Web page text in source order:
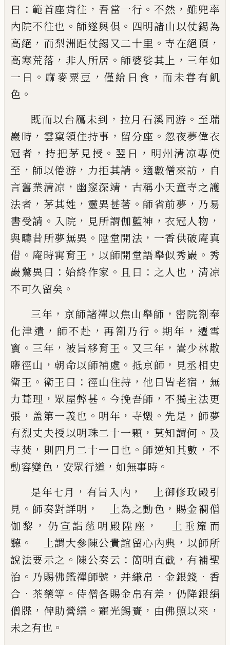
曰 ：範首座肯往 ， 吾當一行 。 不然 ，雖兜率
內院不往也 。 師遂與俱 。 四明諸山以仗錫為
高絕 ， 而梨洲距仗錫又二十里 。 寺在絕頂 ，
高寒荒落 ， 非人所居 。 師婆娑其上 ， 三年如
一日 。 麻麥粟豆 ， 僅給日食 ， 而未甞有飢
色 。
既而以台鴈未到 ， 拉月石溪同游 。 至瑞
巖時 ， 雲窠領住持事 ， 留分座 。 忽夜夢偉衣
冠者 ， 持把茅見授 。 翌日 ， 明州清凉專使
至 ， 師以倦游 ， 力拒其請 。 適數僧來訪 ， 自
言舊業清凉 ， 幽䆳深靖 ， 古稱小天童寺之護
法者 ， 茅其姓 ， 靈異甚著 。 師省前夢 ， 乃易
書受請 。 入院 ， 見所謂伽藍神 ， 衣冠人物 ，
與疇昔所夢無異 。 陞堂開法 ， 一香供破庵真
借 。 庵時寓育王 ， 以師開堂語舉似秀巖 。 秀
巖驚異曰 ： 始終作家 。 且曰 ： 之人也 ， 清凉
不可久留矣 。
三年 ， 京師諸禪以焦山舉師 ， 密院劄奉
化津遣 ， 師不赴 ，再劄乃行 。期年 ， 遷雪
竇 。 三年 ， 被旨移育王 。 又三年 ， 嵩少林散
廗徑山 ，朝命以師補處 。 抵京師 ， 見丞相史
衛王 。 衛王曰 ： 徑山住持 ， 他 日皆老宿 ， 無
力葺理 ， 眾屋弊甚 。 今挽吾師 ，不獨主法更
張 ， 盖第一義也 。 明年 ， 寺燬 。 先是 ， 師夢
有烈丈夫授以明珠二十一顆 ， 莫知謂何 。 及
寺焚 ， 則四月二十一 日也 。 師逆知其數 ， 不
動容變色 ， 安眾行道 ， 如無事時 。
是年七月 ， 有旨入內 ，
上御修政殿引
見 。 師奏對詳明 ， 上為之動色 ， 賜金襴僧
伽黎 ， 仍宣詣慈明殿陞座 ，
上垂簾而
聽 。 上謂大參陳公貴誼留心內典 ， 以師所
說法要示之 。 陳公奏云 ： 簡明直截 ， 有補聖
治 。 乃賜佛鑑禪師號 ， 并縑帛 ． 金銀錢 ． 香
合 ． 茶藥等 。侍僧各賜金帛有差 ， 仍降銀絹
僧牒 ， 俾助營繕 。寵光錫賚 ， 由佛照以來 ，
未之有也 。